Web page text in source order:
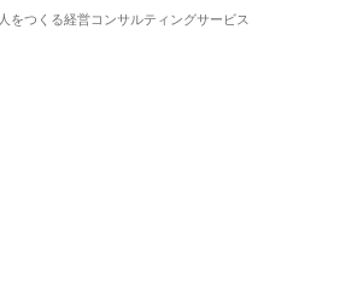
をつくる経営コンサルティングサービス